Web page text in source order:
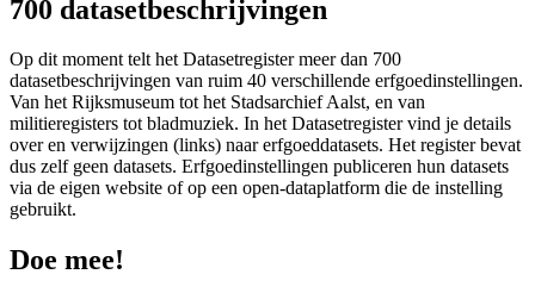
700 datasetbeschrijvingen
Op dit moment telt het Datasetregister meer dan 700
datasetbeschrijvingen van ruim 40 verschillende erfgoedinstellingen.
Van het Rijksmuseum tot het Stadsarchief Aalst, en van
militieregisters tot bladmuziek. In het Datasetregister vind je details
over en verwijzingen (links) naar erfgoeddatasets. Het register bevat
dus zelf geen datasets. Erfgoedinstellingen publiceren hun datasets
via de eigen website of op een open-dataplatform die de instelling
gebruikt.
Doe mee!